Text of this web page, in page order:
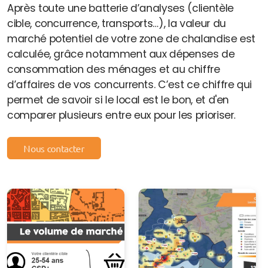
Après toute une batterie d’analyses (clientèle
cible, concurrence, transports…), la valeur du
marché potentiel de votre zone de chalandise est
calculée, grâce notamment aux dépenses de
consommation des ménages et au chiffre
d’affaires de vos concurrents. C’est ce chiffre qui
permet de savoir si le local est le bon, et d'en
comparer plusieurs entre eux pour les prioriser.
Nous contacter